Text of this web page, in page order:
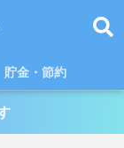
貯金・節約